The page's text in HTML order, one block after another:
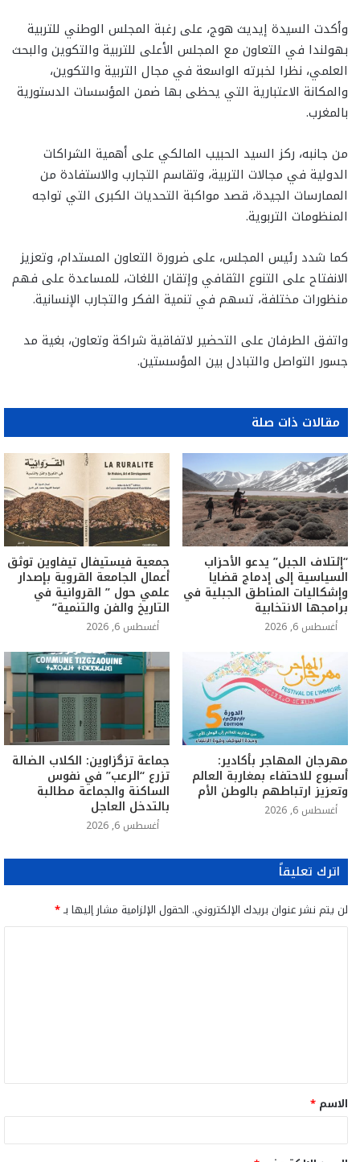
وأكدت السيدة إيديث هوج، على رغبة المجلس الوطني للتربية
بهولندا في التعاون مع المجلس الأعلى للتربية والتكوين والبحث
العلمي، نظرا لخبرته الواسعة في مجال التربية والتكوين،
والمكانة الاعتبارية التي يحظى بها ضمن المؤسسات الدستورية
بالمغرب.
من جانبه، ركز السيد الحبيب المالكي على أهمية الشراكات
الدولية في مجالات التربية، وتقاسم التجارب والاستفادة من
الممارسات الجيدة، قصد مواكبة التحديات الكبرى التي تواجه
المنظومات التربوية.
كما شدد رئيس المجلس، على ضرورة التعاون المستدام، وتعزيز
الانفتاح على التنوع الثقافي وإتقان اللغات، للمساعدة على فهم
منظورات مختلفة، تسهم في تنمية الفكر والتجارب الإنسانية.
واتفق الطرفان على التحضير لاتفاقية شراكة وتعاون، بغية مد
جسور التواصل والتبادل بين المؤسستين.
مقالات ذات صلة
“إئتلاف الجبل” يدعو الأحزاب
السياسية إلى إدماج قضايا
وإشكاليات المناطق الجبلية في
برامجها الانتخابية
أغسطس 6, 2026
جمعية فيستيفال تيفاوين توثق
أعمال الجامعة القروية بإصدار
علمي حول ” القروانية في
التاريخ والفن والتنمية”
أغسطس 6, 2026
مهرجان المهاجر بأكادير:
أسبوع للاحتفاء بمغاربة العالم
وتعزيز ارتباطهم بالوطن الأم
أغسطس 6, 2026
جماعة تزگزاوين: الكلاب الضالة
تزرع “الرعب” في نفوس
الساكنة والجماعة مطالبة
بالتدخل العاجل
أغسطس 6, 2026
اترك تعليقاً
لن يتم نشر عنوان بريدك الإلكتروني. الحقول الإلزامية مشار إليها بـ*
ق
*
الاسم *